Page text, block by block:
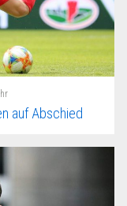
auf Abschied